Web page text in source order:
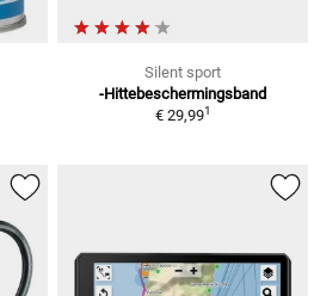
Silent sport
-Hittebeschermingsband
€ 29,991